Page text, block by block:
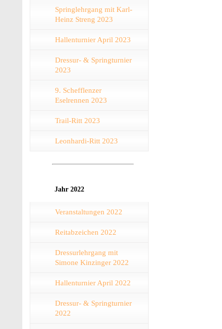
Springlehrgang mit Karl-
Heinz Streng 2023
Hallenturnier April 2023
Dressur- & Springturnier
2023
9. Schefflenzer
Eselrennen 2023
Trail-Ritt 2023
Leonhardi-Ritt 2023
Jahr 2022
Veranstaltungen 2022
Reitabzeichen 2022
Dressurlehrgang mit
Simone Kinzinger 2022
Hallenturnier April 2022
Dressur- & Springturnier
2022